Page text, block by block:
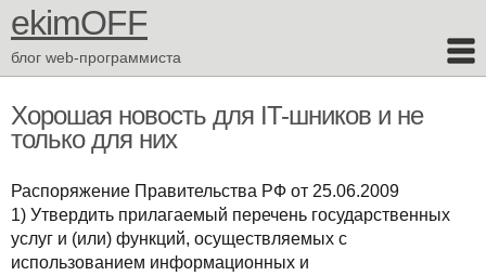
ekimOFF
блог web-программиста
Хорошая новость для IT-шников и не
только для них
Распоряжение Правительства РФ от 25.06.2009
1) Утвердить прилагаемый перечень государственных
услуг и (или) функций, осуществляемых с
использованием информационных и